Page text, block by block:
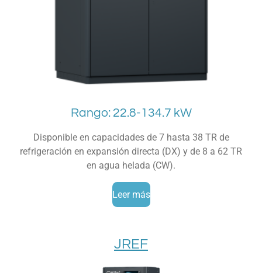
Rango: 22.8-134.7 kW
Disponible en capacidades de 7 hasta 38 TR de
refrigeración en expansión directa (DX) y de 8 a 62 TR
en agua helada (CW).
Leer más
JREF